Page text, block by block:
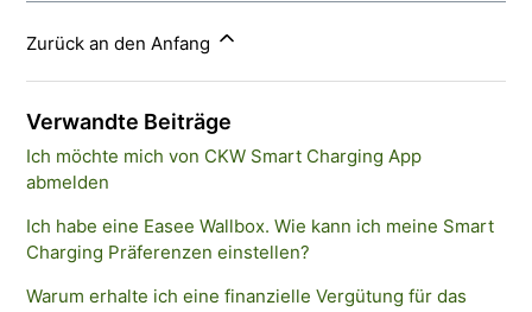
Zurück an den Anfang
Verwandte Beiträge
Ich möchte mich von CKW Smart Charging App
abmelden
Ich habe eine Easee Wallbox. Wie kann ich meine Smart
Charging Präferenzen einstellen?
Warum erhalte ich eine finanzielle Vergütung für das